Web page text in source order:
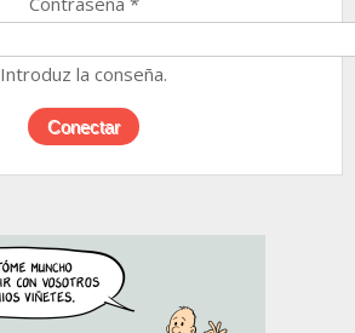
Introduz la conseña.